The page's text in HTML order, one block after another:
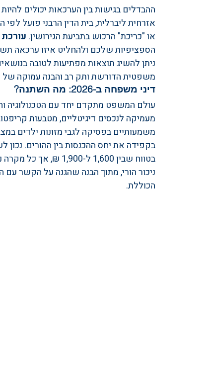
ההבדלים בגישות בין הערכאות יכולים
אזרחית ליברלית, בית הדין הרבני פועל
או "כריכת" הרכוש בתביעת הגירושין. עורכת
הספציפיות שלכם ולהחליט איזו ערכאה
ניתן להשיג תוצאות מפתיעות לטובה
משפטית הדורשת ותק רב והבנה עמוקה של
דיני משפחה ב-2026: מה השתנה?
עולם המשפט מתקדם יחד עם הטכנולוגיה
מעמיקה לנכסים דיגיטליים, מטבעות
משמעותיים בפסיקה לגבי מזונות ילדים
בטווח שבין 1,600 ל-
ניכור הורי, מתוך הבנה שהגנה על הקשר
הכוללת.